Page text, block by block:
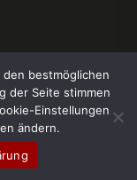
bestmöglichen
der Seite stimmen
Einstellungen
ändern.